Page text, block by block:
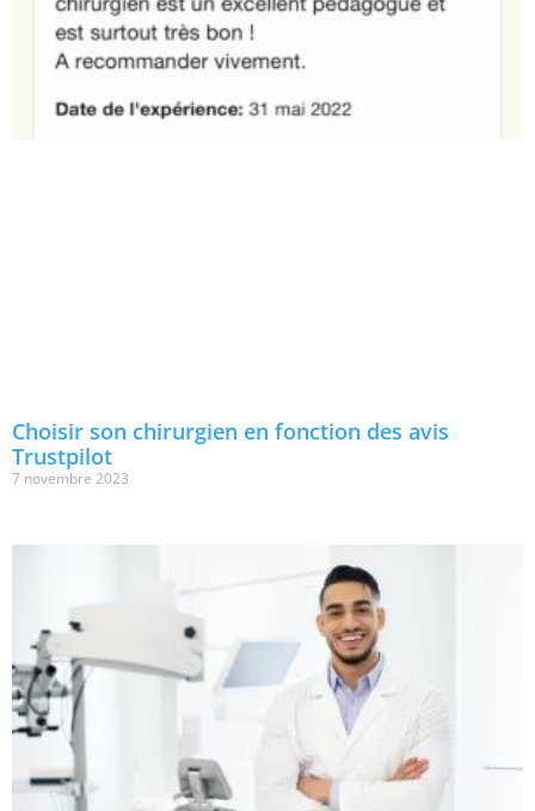
Choisir son chirurgien en fonction des avis
Trustpilot
7 novembre 2023